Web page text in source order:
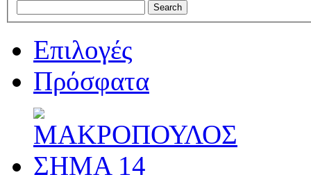
Επιλογές
Πρόσφατα